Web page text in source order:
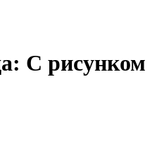
С рисунком